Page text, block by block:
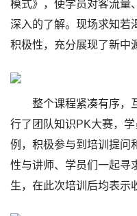
模式》，使学员对客流量
深入的了解。现场求知若
积极性，充分展现了新中
整个课程紧凑有序，
行了团队知识PK大赛，
例，积极参与到培训提问
性与讲师、学员们一起寻
生，在此次培训后均表示